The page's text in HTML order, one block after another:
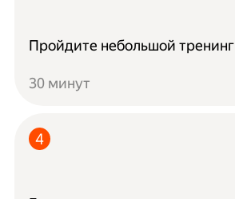
Пройдите небольшой тренинг
30 минут